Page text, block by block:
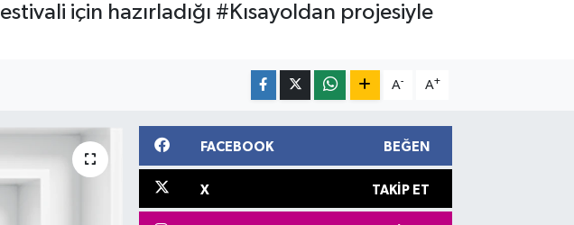
için hazırladığı #Kısayoldan projesiyle
A- A+
FACEBOOK BEĞEN
X TAKIP ET